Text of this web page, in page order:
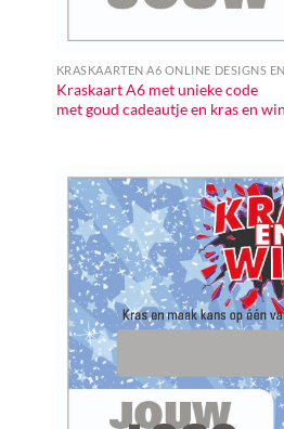
KRASKAARTEN A6 ONLINE DESIGNS
Kraskaart A6 met unieke code
met goud cadeautje en kras en